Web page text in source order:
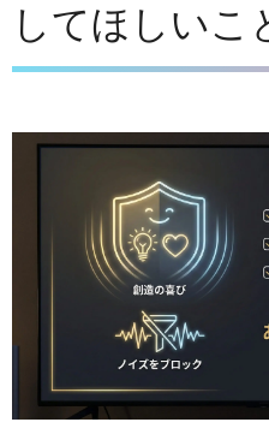
してほしいこ